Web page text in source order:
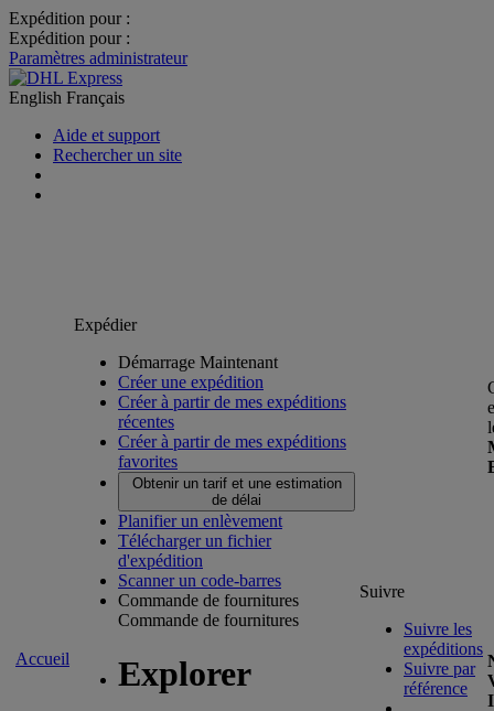
Expédition pour :
Expédition pour :
Paramètres administrateur
English Français
Aide et support
Rechercher un site
Accueil
Expédier
Démarrage Maintenant
Créer une expédition
Créer à partir de mes expéditions
récentes
Créer à partir de mes expéditions
favorites
Obtenir un tarif et une estimation
de délai
Planifier un enlèvement
Télécharger un fichier
d'expédition
Scanner un code-barres
Commande de fournitures
Commande de fournitures
Explorer
Suivre
Suivre les
expéditions
Suivre par
référence